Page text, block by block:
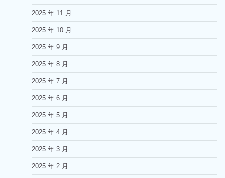
2025 年 11 月
2025 年 10 月
2025 年 9 月
2025 年 8 月
2025 年 7 月
2025 年 6 月
2025 年 5 月
2025 年 4 月
2025 年 3 月
2025 年 2 月